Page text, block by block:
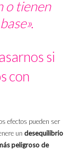
o tienen
si
con
efectos pueden ser
un desequilibrio
peligroso de